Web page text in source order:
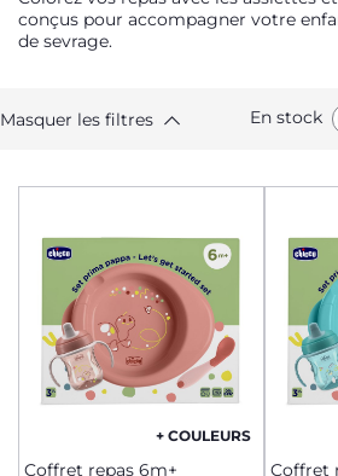
conçus pour accompagner votre
de sevrage.
Masquer les filtres En stock
+ COULEURS
Coffret repas 6m+ Coffret